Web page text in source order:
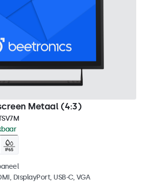
Metaal (4:3)
DisplayPort, USB-C, VGA